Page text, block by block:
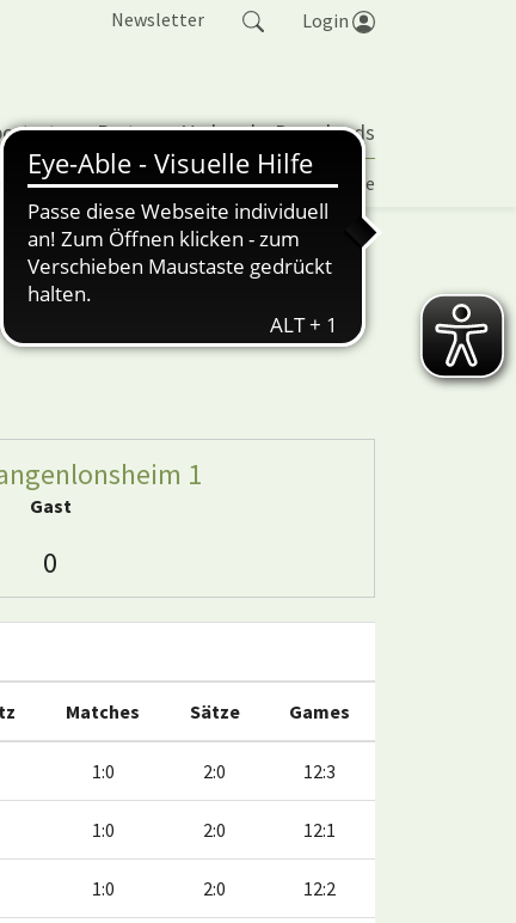
Newsletter Login
Partner Verband Downloads
| TORP Vereinspokal Turniere
nuScore
1
Gast
0
Matches Sätze Games
1:0 2:0 12:3
1:0 2:0 12:1
1:0 2:0 12:2